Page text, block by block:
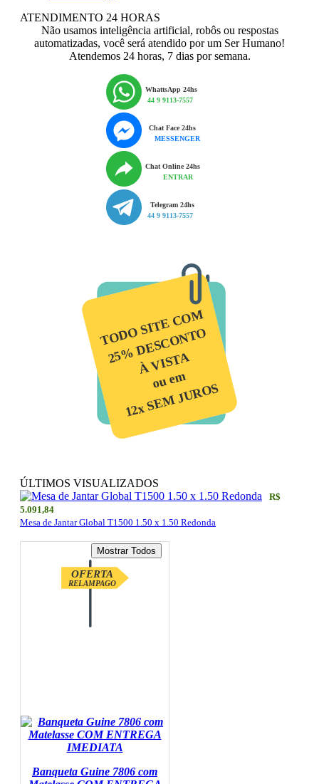
ATENDIMENTO 24 HORAS
Não usamos inteligência artificial, robôs ou respostas
automatizadas, você será atendido por um Ser Humano!
Atendemos 24 horas, 7 dias por semana.
WhattsApp 24hs
44 9 9113-7557
Chat Face 24hs
MESSENGER
Chat Online 24hs
ENTRAR
Telegram 24hs
44 9 9113-7557
TODO SITE COM
25% DESCONTO
À VISTA
ou em
12x SEM JUROS
ÚLTIMOS VISUALIZADOS
R$
5.091,84
Mesa de Jantar Global T1500 1.50 x 1.50 Redonda
OFERTA
RELAMPAGO
Banqueta Guine 7806 com